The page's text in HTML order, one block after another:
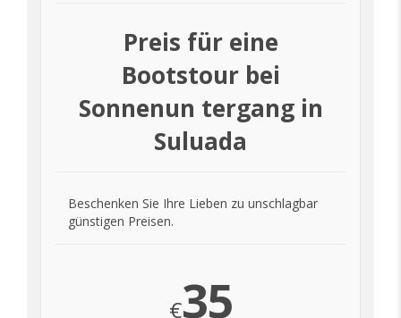
Preis für eine
Bootstour bei
Sonnenun tergang in
Suluada
Beschenken Sie Ihre Lieben zu unschlagbar
günstigen Preisen.
€35